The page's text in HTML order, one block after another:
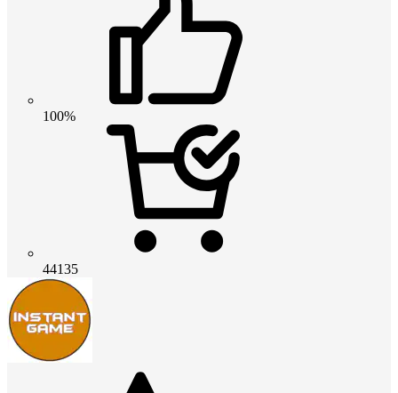
100%
44135